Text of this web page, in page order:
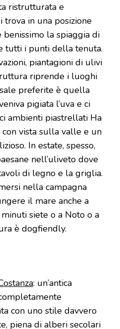
ristrutturata e
trova in una posizione
benissimo la spiaggia di
tutti i punti della tenuta.
piantagioni di ulivi
riprende i luoghi
preferite è quella
pigiata l’uva e ci
ambienti piastrellati Ha
vista sulla valle e un
In estate, spesso,
nell’uliveto dove
di legno e la griglia.
nella campagna
il mare anche a
siete o a Noto o a
è dogfiendly.
: un’antica
con uno stile davvero
piena di alberi secolari